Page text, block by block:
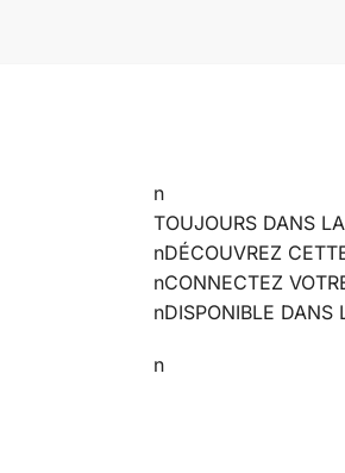
n
TOUJOURS DANS
nDÉCOUVREZ
nCONNECTEZ
nDISPONIBLE DANS
n